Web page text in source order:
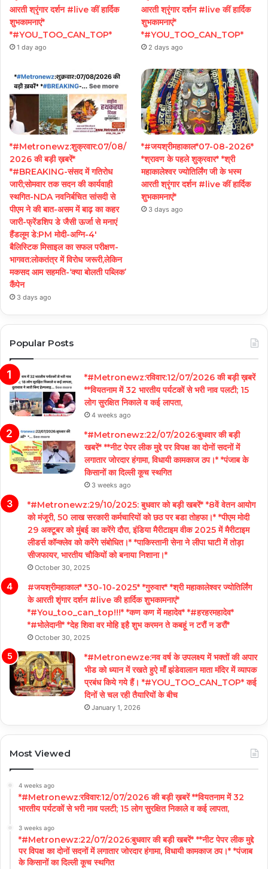
आरती श्रृंगार दर्शन #live कीं हार्दिक
शुभकामनाएं*
*#YOU_TOO_CAN_TOP*
1 day ago
आरती श्रृंगार दर्शन #live कीं हार्दिक
शुभकामनाएं*
*#YOU_TOO_CAN_TOP*
2 days ago
*#Metronewz:शुक्रवार:07/08/
2026 की बड़ी ख़बरें*
*#BREAKING-संसद में गतिरोध
जारी;सोमवार तक सदन की कार्यवाही
स्थगित-NDA नवनिर्बचित सांसदी से
पीएम ने की बात-असम में बाढ़ का कहर
जारी-फ्रेंडशिप डे जैसी ऊर्जा से मनाएं
हैंडलूम डे:PM मोदी-अग्नि-4′
बैलिस्टिक मिसाइल का सफल परीक्षण-
भागवत:लोकतंत्र में विरोध जरूरी,लेकिन
मकसद आम सहमति-‘क्या बोलती पब्लिक’
कैंपेन
3 days ago
*#जयश्रीमहाकाल*07-08-2026*
*श्रावण के पहले शुक्रवार* *श्री
महाकालेश्वर ज्योतिर्लिंग जी के भस्म
आरती श्रृंगार दर्शन #live कीं हार्दिक
शुभकामनाएं*
3 days ago
Popular Posts
*#Metronewz:रविवार:12/07/2026 की बड़ी ख़बरें
**वियतनाम में 32 भारतीय पर्यटकों से भरी नाव पलटी; 15
लोग सुरक्षित निकाले व कई लापता,
4 weeks ago
*#Metronewz:22/07/2026:बुधवार की बड़ी
खबरें* **नीट पेपर लीक मुद्दे पर विपक्ष का दोनों सदनों में
लगातार जोरदार हंगामा, विधायी कामकाज ठप।* *पंजाब के
किसानों का दिल्ली कूच स्थगित
3 weeks ago
*#Metronewz:29/10/2025: बुधवार को बड़ी खबरें* *8वें वेतन आयोग
को मंजूरी, 50 लाख सरकारी कर्मचारियों को छठ पर बडा तोहफा।* *पीएम मोदी
29 अक्टूबर को मुंबई का करेंगे दौरा, इंडिया मैरीटाइम वीक 2025 में मैरीटाइम
लीडर्स कॉन्क्लेव को करेंगे संबोधित।* *पाकिस्तानी सेना ने लीपा घाटी में तोड़ा
सीजफायर, भारतीय चौकियों को बनाया निशाना।*
October 30, 2025
#जयश्रीमहाकाल* *30-10-2025* *गुरुवार* *श्री महाकालेश्वर ज्योतिर्लिंग
के आरती शृंगार दर्शन #live की हार्दिक शुभकामनाएं*
*#You_too_can_top!!!* *कण कण में महादेव* *#हरहरमहादेव*
*#भोलेदानी* *देह शिवा वर मोहि इहै शुभ करमन ते कबहूं न टरौं न डरौं*
October 30, 2025
*#Metronewze:नव वर्ष के उपलक्ष्य में भक्तों की अपार
भीड को ध्यान में रखते हुऐ माँ झंडेवालान माता मंदिर में व्यापक
प्रबंध किये गये हैं। *#YOU_TOO_CAN_TOP* कई
दिनों से चल रही तैयारियों के बीच
January 1, 2026
Most Viewed
4 weeks ago
*#Metronewz:रविवार:12/07/2026 की बड़ी ख़बरें **वियतनाम में 32
भारतीय पर्यटकों से भरी नाव पलटी; 15 लोग सुरक्षित निकाले व कई लापता,
3 weeks ago
*#Metronewz:22/07/2026:बुधवार की बड़ी खबरें* **नीट पेपर लीक मुद्दे
पर विपक्ष का दोनों सदनों में लगातार जोरदार हंगामा, विधायी कामकाज ठप।* *पंजाब
के किसानों का दिल्ली कूच स्थगित